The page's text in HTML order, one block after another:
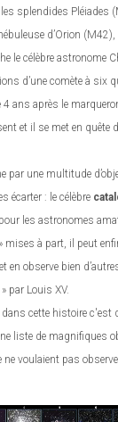
splendides Pléiades
d’Orion (M42),
le célèbre astronome
d’une comète à six
4 ans après le
et il se met en quête
par une multitude
écarter : le célèbre
les astronomes
mises à part, il peut
en observe bien
par Louis XV.
cette histoire c'est
liste de magnifiques
voulaient pas